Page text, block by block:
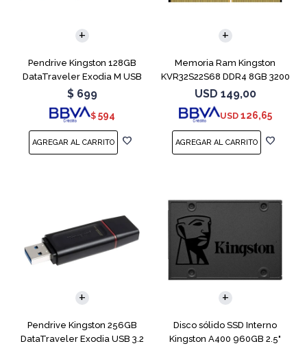
Pendrive Kingston 128GB
DataTraveler Exodia M USB
3.2
$ 699
$ 594
Memoria Ram Kingston
KVR32S22S68 DDR4 8GB 3200
MHz Sodimm
USD 149,00
USD 126,65
Pendrive Kingston 256GB
DataTraveler Exodia USB 3.2
Disco sólido SSD Interno
Kingston A400 960GB 2.5"